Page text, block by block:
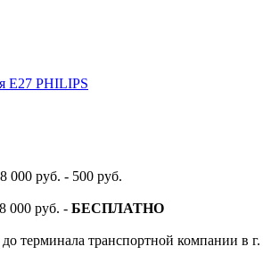
E27 PHILIPS
000 руб. - 500 руб.
000 руб. - БЕСПЛАТНО
терминала транспортной компании в